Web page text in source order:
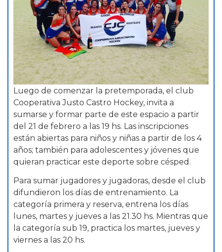
Luego de comenzar la pretemporada, el club
Cooperativa Justo Castro Hockey, invita a
sumarse y formar parte de este espacio a partir
del 21 de febrero a las 19 hs. Las inscripciones
están abiertas para niños y niñas a partir de los 4
años; también para adolescentes y jóvenes que
quieran practicar este deporte sobre césped.
Para sumar jugadores y jugadoras, desde el club
difundieron los días de entrenamiento. La
categoría primera y reserva, entrena los días
lunes, martes y jueves a las 21.30 hs. Mientras que
la categoría sub 19, practica los martes, jueves y
viernes a las 20 hs.